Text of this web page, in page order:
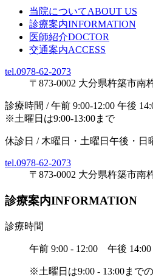
当院についてABOUT US
診療案内INFORMATION
医師紹介DOCTOR
交通案内ACCESS
tel.0978-62-2073
〒873-0002 大分県杵築市南
診療時間 / 午前 9:00-12:00 午後
※土曜日は9:00-13:00まで
休診日 / 木曜日・土曜日午後・日
tel.0978-62-2073
〒873-0002 大分県杵築市南
診療案内INFORMATION
診療時間
午前 9:00 - 12:00 午後 14:00
※土曜日は9:00 - 13:00まで